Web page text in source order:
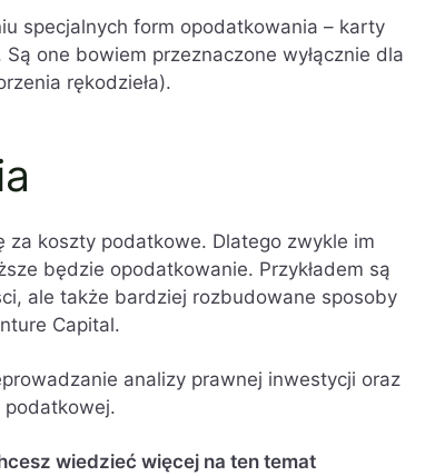
specjalnych form opodatkowania – karty
one bowiem przeznaczone wyłącznie dla
rękodzieła).
za koszty podatkowe. Dlatego zwykle im
będzie opodatkowanie. Przykładem są
ale także bardziej rozbudowane sposoby
Capital.
analizy prawnej inwestycji oraz
wiedzieć więcej na ten temat